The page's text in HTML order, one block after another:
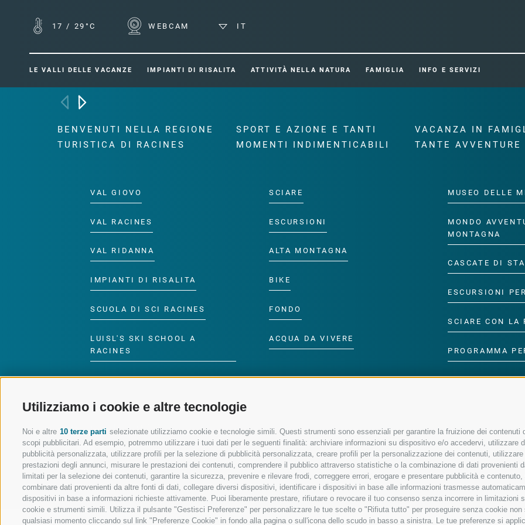
Utilizziamo i cookie e altre tecnologie
Noi e altre 10 terze parti selezionate utilizziamo cookie e tecnologie simili. Questi strumenti sono essenziali per garantire la fruizione dei
scopi pubblicitari. Ad esempio, potremmo utilizzare i tuoi dati per le seguenti finalità: archiviare informazioni su dispositivo e/o accedervi, utilizzare
pubblicità personalizzata, utilizzare profili per la selezione di pubblicità personalizzata, creare profili per la personalizzazione dei contenuti,
prestazioni degli annunci, misurare le prestazioni dei contenuti, comprendere il pubblico attraverso statistiche o la combinazione di dati
limitati per la selezione dei contenuti, garantire la sicurezza, prevenire e rilevare frodi, correggere errori, erogare e presentare pubblicità e
combinare dati provenienti da altre fonti di dati, collegare diversi dispositivi, identificare i dispositivi in base alle informazioni trasmesse
dispositivi in base a informazioni richieste attivamente. Puoi liberamente prestare, rifiutare o revocare il tuo consenso senza incorrere in
cookie e strumenti simili. Utilizza il pulsante "Gestisci Preferenze" per personalizzare le tue scelte o "Rifiuta tutto" per proseguire senza cookie
qualsiasi momento cliccando sul link "Preferenze Cookie" in fondo alla pagina o sull'icona dello scudo in basso a sinistra. Le tue preferenze si
17 / 29°C WEBCAM IT
LE VALLI DELLE VACANZE IMPIANTI DI RISALITA ATTIVITÀ NELLA NATURA FAMIGLIA INFO E SERVIZI
BENVENUTI NELLA REGIONE
TURISTICA DI RACINES
VAL GIOVO
VAL RACINES
VAL RIDANNA
IMPIANTI DI RISALITA
SCUOLA DI SCI RACINES
LUISL'S SKI SCHOOL A
RACINES
SPORT E AZIONE E TANTI
MOMENTI INDIMENTICABILI
SCIARE
ESCURSIONI
ALTA MONTAGNA
BIKE
FONDO
ACQUA DA VIVERE
VACANZA IN
TANTE AVVENTURE
MUSEO DELLE
MONDO
MONTAGNA
CASCATE DI
ESCURSIONI
SCIARE CON LA
PROGRAMMA
SEGUICI SUI SOCIAL